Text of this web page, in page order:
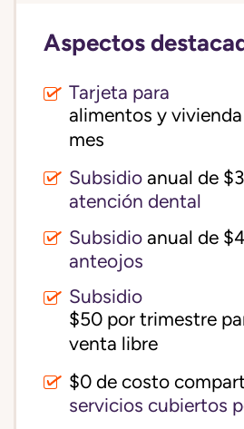
Aspectos
Tarjeta para
alimentos y
mes
Subsidio anual de
atención dental
Subsidio anual de
anteojos
Subsidio
$50 por trimestre
venta libre
$0 de costo
servicios cubiertos